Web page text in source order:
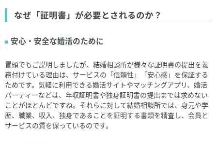
なぜ「証明書」が必要とされるのか？
安心・安全な婚活のために
冒頭でもご説明しましたが、結婚相談所が様々な証明書の提出を義
務付けている理由は、サービスの「信頼性」「安心感」を保証する
ためです。気軽に利用できる婚活サイトやマッチングアプリ、婚活
パーティーなどは、年収証明書や独身証明書の提出までは求めない
ことがほとんどですね。それらに対して結婚相談所では、身元や学
歴、職業、収入、独身であることを証明する書類を精査し、会員と
サービスの質を保っているのです。